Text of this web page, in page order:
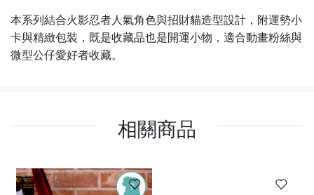
本系列結合火影忍者人氣角色與招財貓造型設計，附運勢小
卡與精緻包裝，既是收藏品也是開運小物，適合動畫粉絲與
微型公仔愛好者收藏。
相關商品